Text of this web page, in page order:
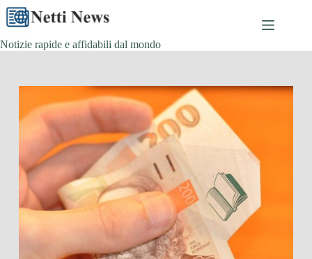
Skip
content
Notizie rapide e affidabili dal mondo